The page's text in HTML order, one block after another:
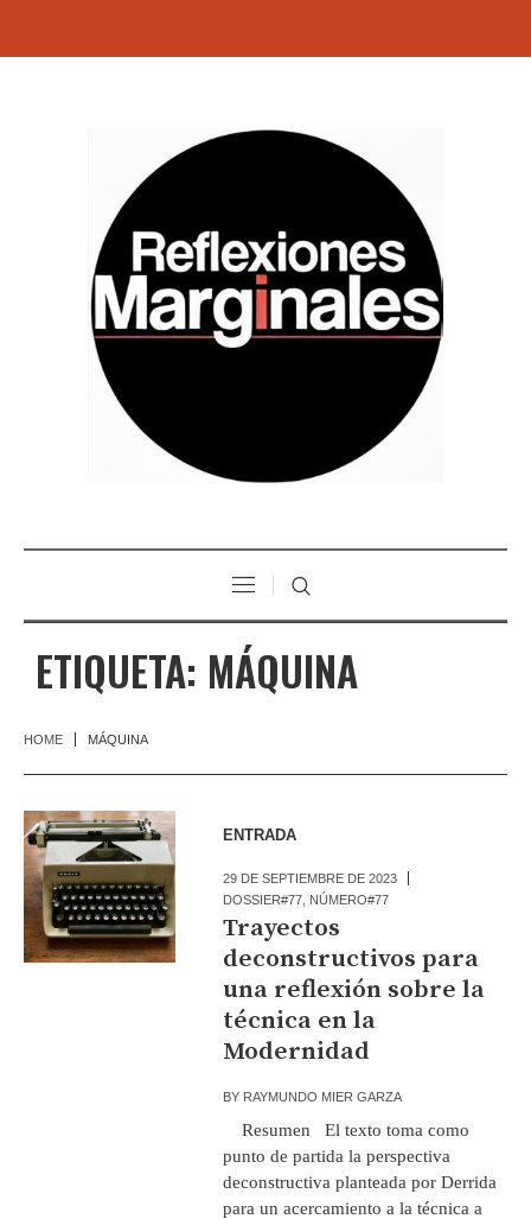
ETIQUETA: MÁQUINA
HOME MÁQUINA
ENTRADA
29 DE SEPTIEMBRE DE 2023
DOSSIER#77 NÚMERO#77
Trayectos
deconstructivos para
una reflexión sobre la
técnica en la
Modernidad
BY RAYMUNDO MIER GARZA
Resumen El texto toma como
punto de partida la perspectiva
deconstructiva planteada por Derrida
para un acercamiento a la técnica a